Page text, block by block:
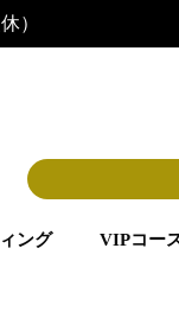
）
ング VIPコー